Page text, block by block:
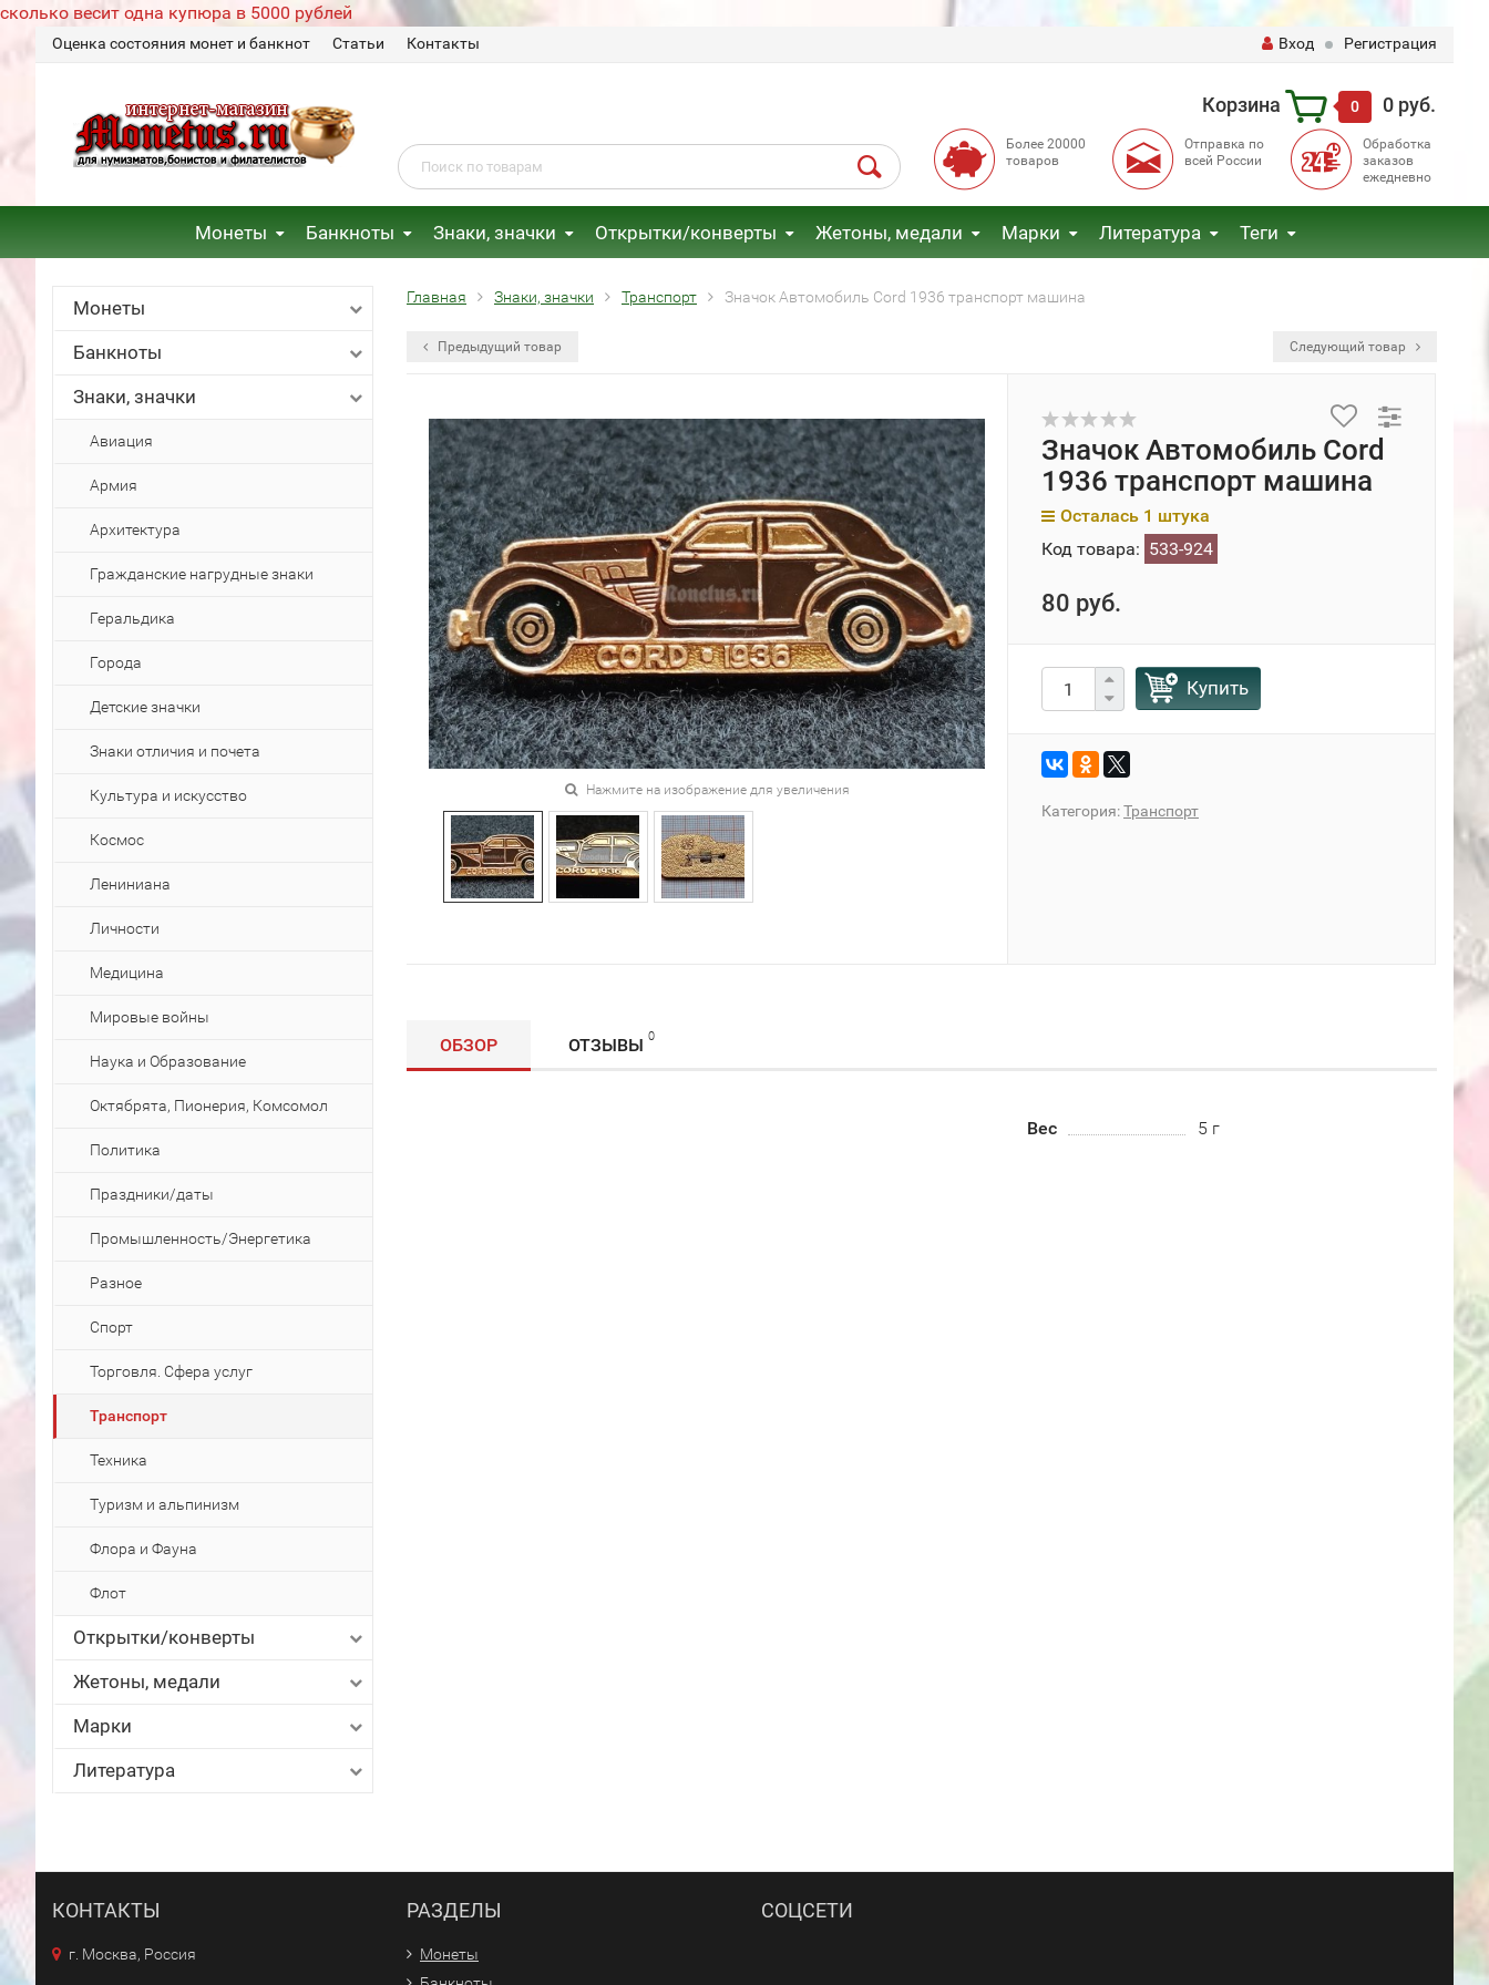
сколько весит одна купюра в 5000 рублей
Оценка состояния монет и банкнот Статьи Контакты Вход Регистрация
Корзина 0 0 руб.
Более 20000
товаров
Отправка по
всей России
Обработка
заказов
ежедневно
Монеты Банкноты Знаки, значки Открытки/конверты Жетоны, медали Марки Литература Теги
Монеты
Банкноты
Знаки, значки
Авиация
Армия
Архитектура
Гражданские нагрудные знаки
Геральдика
Города
Детские значки
Знаки отличия и почета
Культура и искусство
Космос
Лениниана
Личности
Медицина
Мировые войны
Наука и Образование
Октябрята, Пионерия, Комсомол
Политика
Праздники/даты
Промышленность/Энергетика
Разное
Спорт
Торговля. Сфера услуг
Транспорт
Техника
Туризм и альпинизм
Флора и Фауна
Флот
Открытки/конверты
Жетоны, медали
Марки
Литература
Главная Знаки, значки Транспорт Значок Автомобиль Cord 1936 транспорт машина
Предыдущий товар Следующий товар
Нажмите на изображение для увеличения
Значок Автомобиль Cord
1936 транспорт машина
Осталась 1 штука
Код товара: 533-924
80 руб.
Купить
Категория:Транспорт
ОБЗОР ОТЗЫВЫ 0
Вес 5 г
КОНТАКТЫ
г. Москва, Россия
РАЗДЕЛЫ
Монеты
СОЦСЕТИ